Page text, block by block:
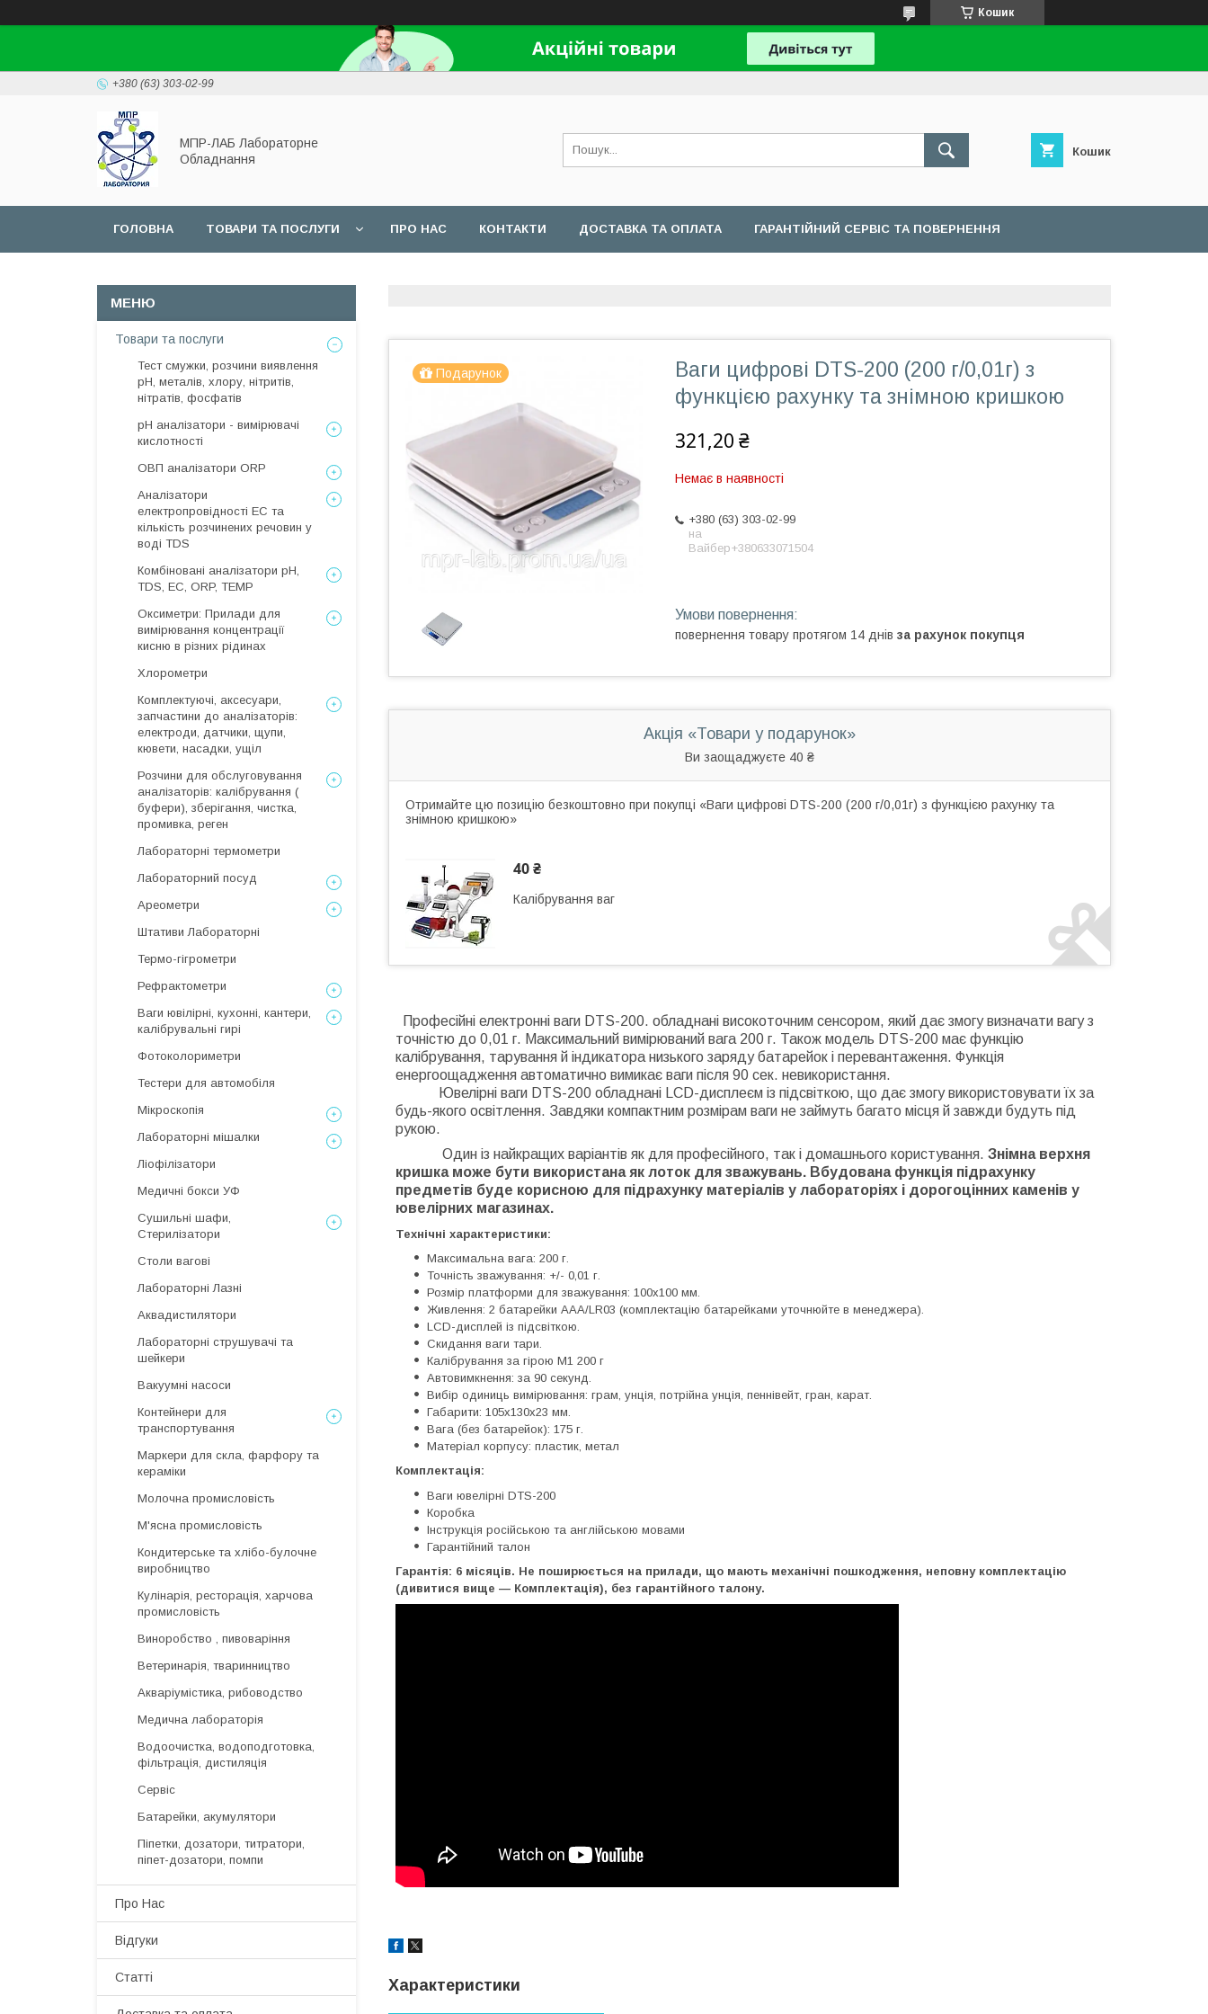
Кошик
+380 (63) 303-02-99
МПР-ЛАБ Лабораторне
Обладнання
Кошик
ГОЛОВНА ТОВАРИ ТА ПОСЛУГИ ПРО НАС КОНТАКТИ ДОСТАВКА ТА ОПЛАТА ГАРАНТІЙНИЙ СЕРВІС ТА ПОВЕРНЕННЯ
Подарунок
Ваги цифрові DTS-200 (200 г/0,01г) з
функцією рахунку та знімною кришкою
321,20 ₴
Немає в наявності
+380 (63) 303-02-99
на
Вайбер+380633071504
повернення товару протягом 14 днів за рахунок покупця
Акція «Товари у подарунок»
Ви заощаджуєте 40 ₴
Отримайте цю позицію безкоштовно при покупці «Ваги цифрові DTS-200 (200 г/0,01г) з функцією рахунку та
знімною кришкою»
40 ₴
Калібрування ваг
Професійні електронні ваги DTS-200. обладнані високоточним сенсором, який дає змогу визначати вагу з
точністю до 0,01 г. Максимальний вимірюваний вага 200 г. Також модель DTS-200 має функцію
калібрування, тарування й індикатора низького заряду батарейок і перевантаження. Функція
енергоощадження автоматично вимикає ваги після 90 сек. невикористання.
Ювелірні ваги DTS-200 обладнані LCD-дисплеєм із підсвіткою, що дає змогу використовувати їх за
будь-якого освітлення. Завдяки компактним розмірам ваги не займуть багато місця й завжди будуть під
рукою.
Один із найкращих варіантів як для професійного, так і домашнього користування. Знімна верхня
кришка може бути використана як лоток для зважувань. Вбудована функція підрахунку
предметів буде корисною для підрахунку матеріалів у лабораторіях і дорогоцінних каменів у
ювелірних магазинах.
Технічні характеристики:
Максимальна вага: 200 г.
Точність зважування: +/- 0,01 г.
Розмір платформи для зважування: 100х100 мм.
Живлення: 2 батарейки AAA/LR03 (комплектацію батарейками уточнюйте в менеджера).
LCD-дисплей із підсвіткою.
Скидання ваги тари.
Калібрування за гірою М1 200 г
Автовимкнення: за 90 секунд.
Вибір одиниць вимірювання: грам, унція, потрійна унція, пеннівейт, гран, карат.
Габарити: 105х130х23 мм.
Вага (без батарейок): 175 г.
Матеріал корпусу: пластик, метал
Комплектація:
Ваги ювелірні DTS-200
Коробка
Інструкція російською та англійською мовами
Гарантійний талон
Гарантія: 6 місяців. Не поширюється на прилади, що мають механічні пошкодження, неповну комплектацію
(дивитися вище — Комплектація), без гарантійного талону.
Характеристики
Товари та послуги
Тест смужки, розчини виявлення
рН, металів, хлору, нітритів,
нітратів, фосфатів
рН аналізатори - вимірювачі
кислотності
ОВП аналізатори ORP
Аналізатори
електропровідності EC та
кількість розчинених речовин у
воді TDS
Комбіновані аналізатори pH,
TDS, EC, ORP, TEMP
Оксиметри: Прилади для
вимірювання концентрації
кисню в різних рідинах
Хлорометри
Комплектуючі, аксесуари,
запчастини до аналізаторів:
електроди, датчики, щупи,
кювети, насадки, ущіл
Розчини для обслуговування
аналізаторів: калібрування (
буфери), зберігання, чистка,
промивка, реген
Лабораторні термометри
Лабораторний посуд
Ареометри
Штативи Лабораторні
Термо-гігрометри
Рефрактометри
Ваги ювілірні, кухонні, кантери,
калібрувальні гирі
Фотоколориметри
Тестери для автомобіля
Мікроскопія
Лабораторні мішалки
Ліофілізатори
Медичні бокси УФ
Сушильні шафи,
Стерилізатори
Столи вагові
Лабораторні Лазні
Аквадистилятори
Лабораторні струшувачі та
шейкери
Вакуумні насоси
Контейнери для
транспортування
Маркери для скла, фарфору та
кераміки
Молочна промисловість
М'ясна промисловість
Кондитерське та хлібо-булочне
виробництво
Кулінарія, ресторація, харчова
промисловість
Виноробство , пивоваріння
Ветеринарія, тваринництво
Акваріумістика, рибоводство
Медична лабораторія
Водоочистка, водоподготовка,
фільтрація, дистиляція
Сервіс
Батарейки, акумулятори
Піпетки, дозатори, титратори,
піпет-дозатори, помпи
Про Нас
Відгуки
Статті